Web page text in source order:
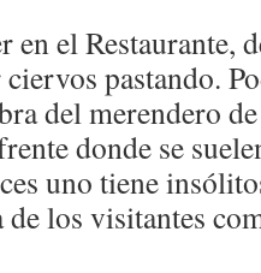
en el Restaurante,
pastando.
del merendero
donde se
uno tiene
los visitantes